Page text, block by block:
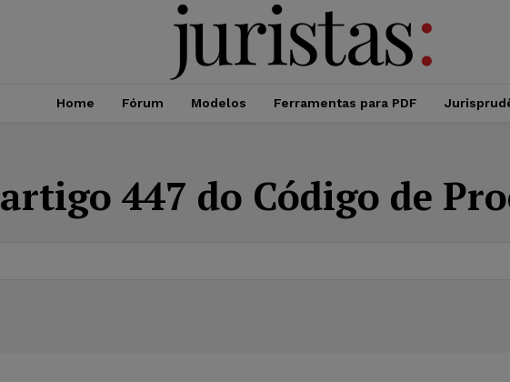
Home Fórum Modelos Ferramentas para PDF
artigo 447 do Código de